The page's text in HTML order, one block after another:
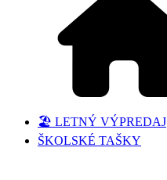
🏖️ LETNÝ VÝPREDAJ
ŠKOLSKÉ TAŠKY